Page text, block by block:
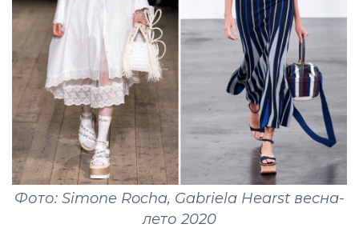
Фото: Simone Rocha, Gabriela Hearst весна-
лето 2020